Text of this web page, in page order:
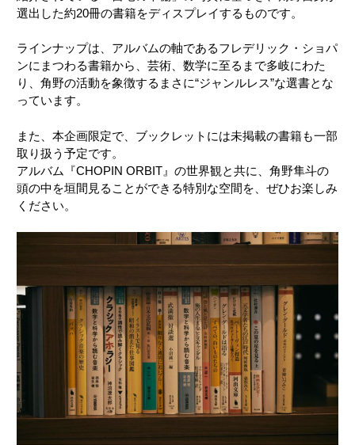
選出した約20冊の書籍をディスプレイするものです。
ラインナップは、アルバムの軸であるフレデリック・ショパ
ンにまつわる書籍から、芸術、数学に至るまで多岐にわた
り、角野の活動を象徴するまさに“ジャンルレス”な選書とな
っています。
また、本企画限定で、ブックレットには未掲載の書籍も一部
取り扱う予定です。
アルバム『CHOPIN ORBIT』の世界観と共に、角野隼斗の
頭の中を垣間見ることができる特別な空間を、ぜひお楽しみ
ください。